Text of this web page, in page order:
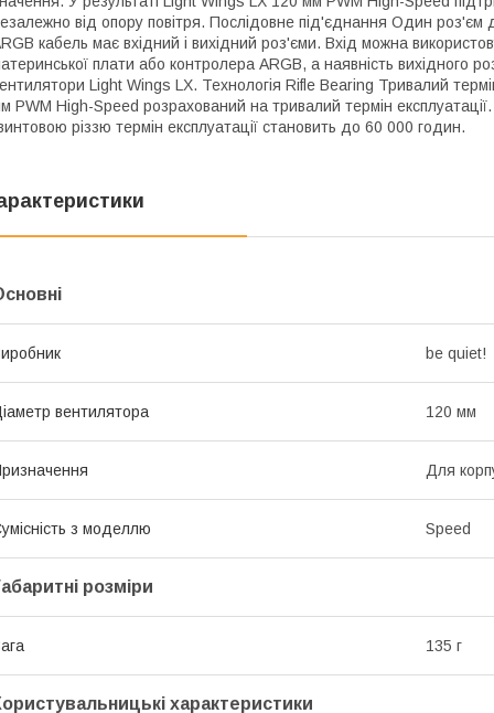
від опору повітря. Послідовне під'єднання Один роз'єм
кабель має вхідний і вихідний роз'єми. Вхід можна
плати або контролера ARGB, а наявність вихідного
Light Wings LX. Технологія Rifle Bearing Тривалий
PWM High-Speed розрахований на тривалий термін
різзю термін експлуатації становить до 60 000 годин.
be quiet!
вентилятора 120 мм
Для
з моделлю Speed
розміри
135 г
характеристики